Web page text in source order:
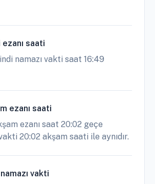
saati
namazı vakti saat 16:49
ezanı saati
ezanı saat 20:02 geçe
20:02 akşam saati ile aynıdır.
vakti